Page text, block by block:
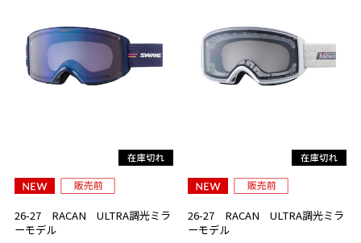
26-27 RACAN ULTRA調光ミラ
ーモデル
26-27 RACAN ULTRA調光ミラ
ーモデル